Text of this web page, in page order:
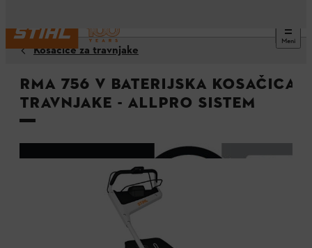
Meni
Kosačice za travnjake
RMA 756 V baterijska kosačica
travnjake - ALLPRO sistem